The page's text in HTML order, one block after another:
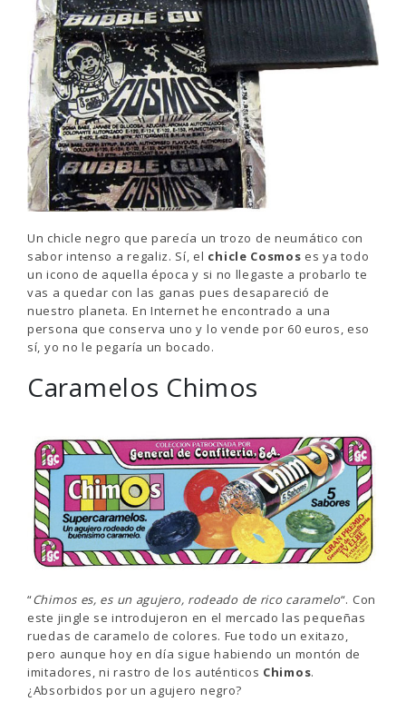
Un chicle negro que parecía un trozo de neumático con
sabor intenso a regaliz. Sí, el chicle Cosmos es ya todo
un icono de aquella época y si no llegaste a probarlo te
vas a quedar con las ganas pues desapareció de
nuestro planeta. En Internet he encontrado a una
persona que conserva uno y lo vende por 60 euros, eso
sí, yo no le pegaría un bocado.
Caramelos Chimos
“Chimos es, es un agujero, rodeado de rico caramelo“. Con
este jingle se introdujeron en el mercado las pequeñas
ruedas de caramelo de colores. Fue todo un exitazo,
pero aunque hoy en día sigue habiendo un montón de
imitadores, ni rastro de los auténticos Chimos.
¿Absorbidos por un agujero negro?